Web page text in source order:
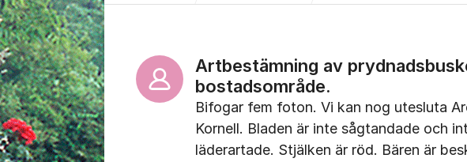
Artbestämning av
bostadsområde.
Bifogar fem foton. Vi kan nog utesluta
Kornell. Bladen är inte sågtandade och
läderartade. Stjälken är röd. Bären är